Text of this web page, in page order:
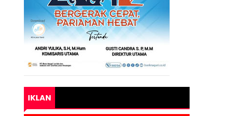
IKLAN